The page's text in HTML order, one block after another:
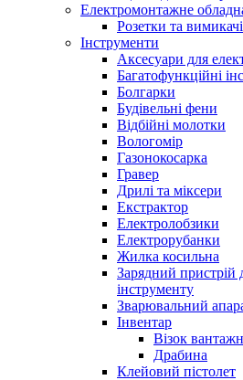
Електромонтажне
Розетки та вимикачі
Інструменти
Аксесуари для
Багатофункційні
Болгарки
Будівельні фени
Відбійні молотки
Вологомір
Газонокосарка
Гравер
Дрилі та міксери
Екстрактор
Електролобзики
Електрорубанки
Жилка косильна
Зарядний пристрій
інструменту
Зварювальний
Інвентар
Візок
Драбина
Клейовий пістолет